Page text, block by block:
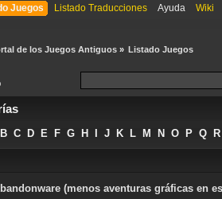
Juegos Listado Traducciones Ayuda Wiki
de los Juegos Antiguos» Listado Juegos
B C D E F G H J K L M N O P Q R
(menos aventuras gráficas en